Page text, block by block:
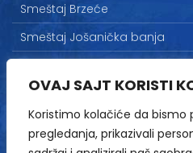
OVAJ SAJT KORISTI
Koristimo kolačiće da bismo
pregledanja, prikazivali
Smeštaj Brzeće
Smeštaj Jošanička banja
Marketing
Politika privatnosti